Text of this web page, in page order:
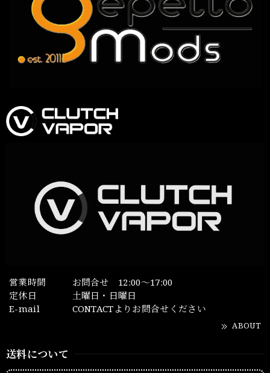
営業時間
お問合せ 12:00～17:00
定休日
土曜日・日曜日
E-mail
CONTACTよりお問合せください
ABOUT
送料について